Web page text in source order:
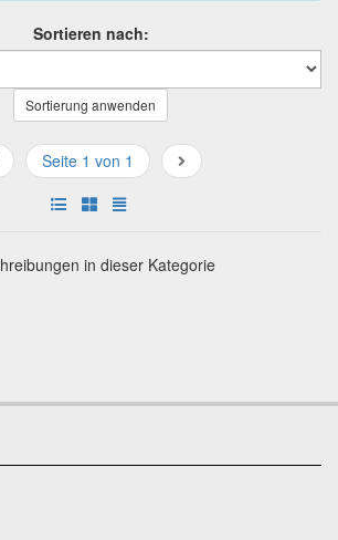
Sortieren nach:
Sortierung anwenden
Seite 1 von 1
in dieser Kategorie